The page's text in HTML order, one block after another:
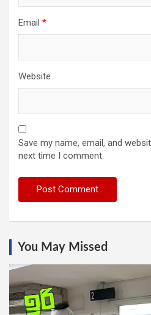
Email *
Website
Save my name, email, and
next time I comment.
You May Missed